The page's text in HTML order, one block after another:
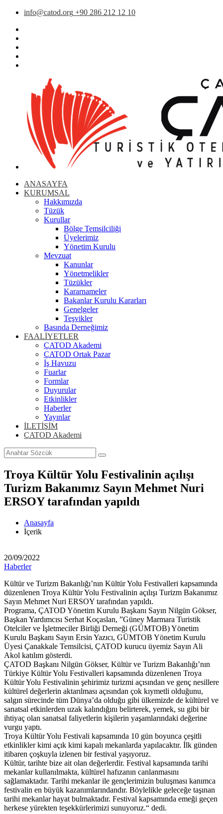
info@catod.org +90 286 212 12 10
ANASAYFA
KURUMSAL
Hakkımızda
Tüzük
Kurullar
Bölge Temsilciliği
Üyelerimiz
Yönetim Kurulu
Mevzuat
Kanunlar
Yönetmelikler
Tüzükler
Kararnameler
Bakanlar Kurulu Kararları
Genelgeler
Teşvikler
Basında Derneğimiz
FAALİYETLER
ÇATOD Akademi
ÇATOD Ortak Pazar
İş Havuzu
Fuarlar
Formlar
Duyurular
Etkinlikler
Haberler
Yayınlar
İLETİŞİM
ÇATOD Akademi
Troya Kültür Yolu Festivalinin açılışı
Turizm Bakanımız Sayın Mehmet Nuri
ERSOY tarafından yapıldı
Anasayfa
İçerik
20/09/2022
Haberler
Kültür ve Turizm Bakanlığı’nın Kültür Yolu Festivalleri kapsamında
düzenlenen Troya Kültür Yolu Festivalinin açılışı Turizm Bakanımız
Sayın Mehmet Nuri ERSOY tarafından yapıldı.
Programa, ÇATOD Yönetim Kurulu Başkanı Sayın Nilgün Gökser,
Başkan Yardımcısı Serhat Koçaslan, ”Güney Marmara Turistik
Otelciler ve İşletmeciler Birliği Derneği (GÜMTOB) Yönetim
Kurulu Başkanı Sayın Ersin Yazıcı, GÜMTOB Yönetim Kurulu
Üyesi Çanakkale Temsilcisi, ÇATOD kurucu üyemiz Sayın Ali
Akol katılım gösterdi.
ÇATOD Başkanı Nilgün Gökser, Kültür ve Turizm Bakanlığı’nın
Türkiye Kültür Yolu Festivalleri kapsamında düzenlenen Troya
Kültür Yolu Festivalinin şehirimiz turizmi açısından ve genç nesillere
kültürel değerlerin aktarılması açısından çok kıymetli olduğunu,
salgın sürecinde tüm Dünya’da olduğu gibi ülkemizde de kültürel ve
sanatsal etkinlerden uzak kalındığını belirterek, yemek, su gibi bir
ihtiyaç olan sanatsal faliyetlerin kişilerin yaşamlarındaki değerine
vurgu yaptı.
Troya Kültür Yolu Festivali kapsamında 10 gün boyunca çeşitli
etkinlikler kimi açık kimi kapalı mekanlarda yapılacaktır. İlk günden
itibaren çoşkuyla izlenen bir festival yaşıyoruz.
Kültür, tarihte bize ait olan değerlerdir. Festival kapsamında tarihi
mekanlar kullanılmakta, kültürel hafızanın canlanmasını
sağlamaktadır. Tarihi mekanlar ile gençlerimizin buluşması kanımca
festivalin en büyük kazanımlarındandır. Böylelikle geleceğe taşınan
tarihi mekanlar hayat bulmaktadır. Festival kapsamında emeği geçen
herkese yürekten teşekkürlerimizi sunuyoruz.“ dedi.